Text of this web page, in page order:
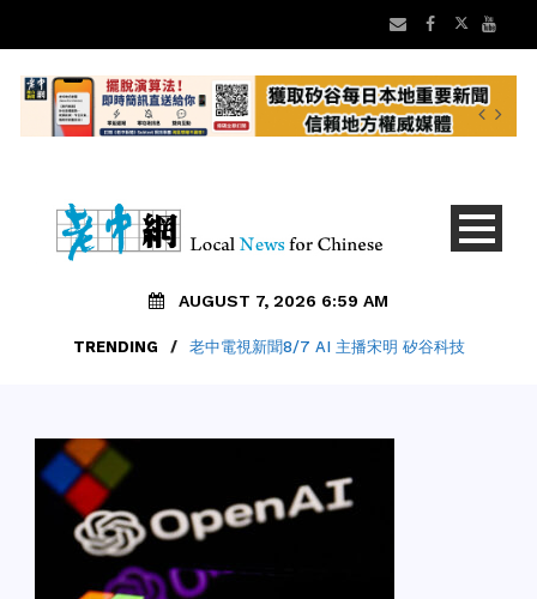
AUGUST 7, 2026 6:59 AM
TRENDING / 老中電視新聞8/7 AI 主播宋明 矽谷科技